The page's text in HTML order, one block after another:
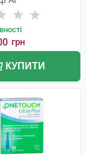
грн
КУПИТИ